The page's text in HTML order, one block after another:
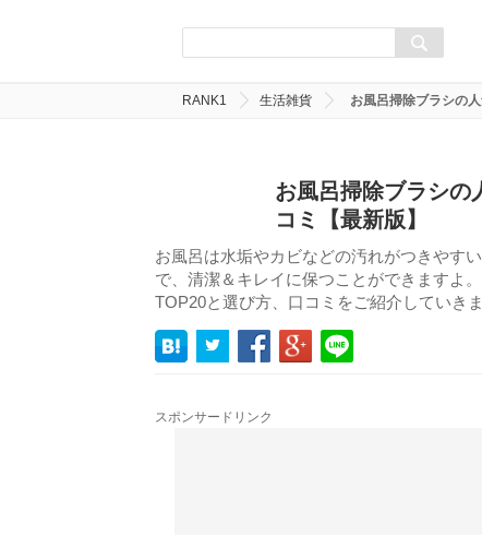
RANK1 生活雑貨 お風呂掃除ブラシの
お風呂掃除ブラシの
コミ【最新版】
お風呂は水垢やカビなどの汚れがつきやす
で、清潔＆キレイに保つことができますよ
TOP20と選び方、口コミをご紹介していきま
スポンサードリンク